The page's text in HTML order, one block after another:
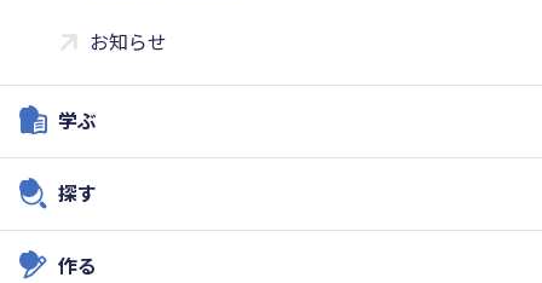
お知らせ
学ぶ
探す
作る